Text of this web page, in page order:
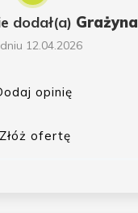
dodał(a) Grażyna
12.04.2026
opinię
Złóż ofertę